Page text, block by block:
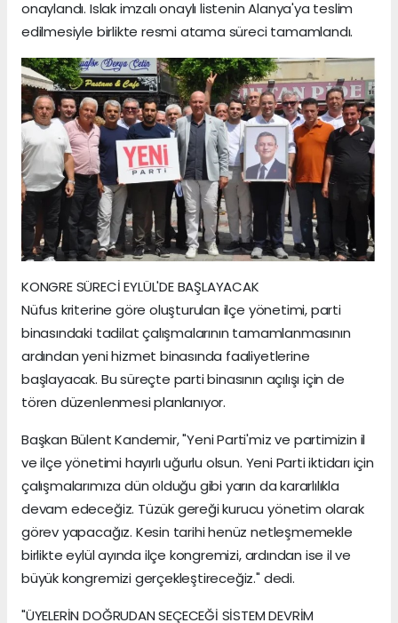
onaylandı. Islak imzalı onaylı listenin Alanya'ya teslim
edilmesiyle birlikte resmi atama süreci tamamlandı.
KONGRE SÜRECİ EYLÜL'DE BAŞLAYACAK
Nüfus kriterine göre oluşturulan ilçe yönetimi, parti
binasındaki tadilat çalışmalarının tamamlanmasının
ardından yeni hizmet binasında faaliyetlerine
başlayacak. Bu süreçte parti binasının açılışı için de
tören düzenlenmesi planlanıyor.
Başkan Bülent Kandemir, "Yeni Parti'miz ve partimizin il
ve ilçe yönetimi hayırlı uğurlu olsun. Yeni Parti iktidarı için
çalışmalarımıza dün olduğu gibi yarın da kararlılıkla
devam edeceğiz. Tüzük gereği kurucu yönetim olarak
görev yapacağız. Kesin tarihi henüz netleşmemekle
birlikte eylül ayında ilçe kongremizi, ardından ise il ve
büyük kongremizi gerçekleştireceğiz." dedi.
"ÜYELERİN DOĞRUDAN SEÇECEĞİ SİSTEM DEVRİM